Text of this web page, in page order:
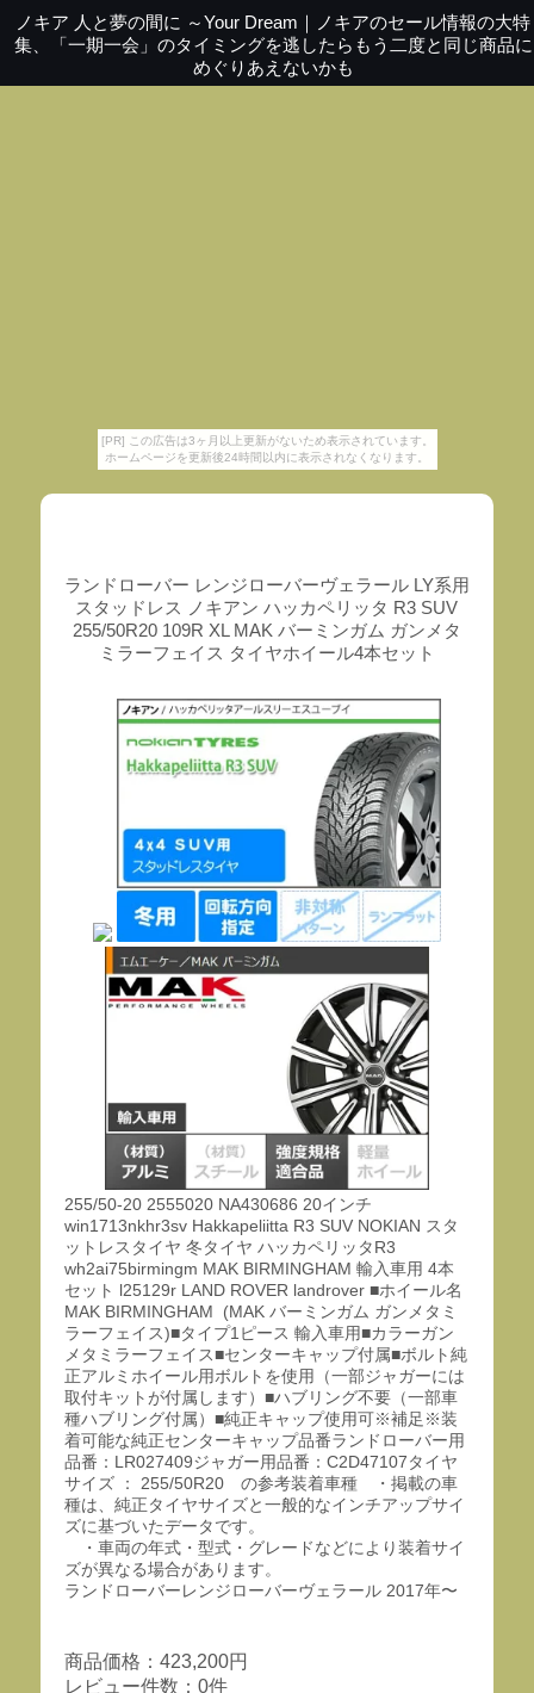
[PR] この広告は3ヶ月以上更新がないため表示されています。
ホームページを更新後24時間以内に表示されなくなります。
ノキア 人と夢の間に ～Your Dream ｜
ノキアのセール情報の大特
集、「一期一会」のタイミングを逃したらもう二度と同じ商品に
めぐりあえないかも
ランドローバー レンジローバーヴェラール LY系用
スタッドレス ノキアン ハッカペリッタ R3 SUV
255/50R20 109R XL MAK バーミンガム ガンメタ
ミラーフェイス タイヤホイール4本セット
255/50-20 2555020 NA430686 20インチ
win1713nkhr3sv Hakkapeliitta R3 SUV NOKIAN スタ
ットレスタイヤ 冬タイヤ ハッカペリッタR3
wh2ai75birmingm MAK BIRMINGHAM 輸入車用 4本
セット l25129r LAND ROVER landrover ■ホイール名
MAK BIRMINGHAM (MAK バーミンガム ガンメタミ
ラーフェイス)■タイプ1ピース 輸入車用■カラーガン
メタミラーフェイス■センターキャップ付属■ボルト純
正アルミホイール用ボルトを使用（一部ジャガーには
取付キットが付属します）■ハブリング不要（一部車
種ハブリング付属）■純正キャップ使用可※補足※装
着可能な純正センターキャップ品番ランドローバー用
品番：LR027409ジャガー用品番：C2D47107タイヤ
サイズ ： 255/50R20 の参考装着車種 ・掲載の車
種は、純正タイヤサイズと一般的なインチアップサイ
ズに基づいたデータです。
・車両の年式・型式・グレードなどにより装着サイ
ズが異なる場合があります。
ランドローバーレンジローバーヴェラール 2017年〜
商品価格：423,200円
レビュー件数：0件